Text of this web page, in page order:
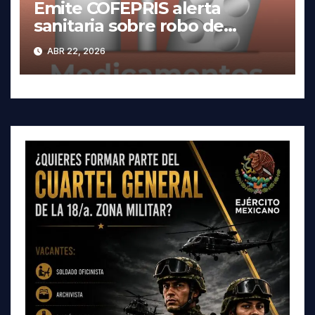
Emite COFEPRIS alerta
sanitaria sobre robo de
medicamentos
ABR 22, 2026